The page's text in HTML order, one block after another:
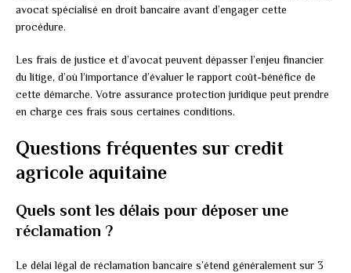
avocat spécialisé en droit bancaire avant d’engager cette
procédure.
Les frais de justice et d’avocat peuvent dépasser l’enjeu financier
du litige, d’où l’importance d’évaluer le rapport coût-bénéfice de
cette démarche. Votre assurance protection juridique peut prendre
en charge ces frais sous certaines conditions.
Questions fréquentes sur credit
agricole aquitaine
Quels sont les délais pour déposer une
réclamation ?
Le délai légal de réclamation bancaire s’étend généralement sur 3